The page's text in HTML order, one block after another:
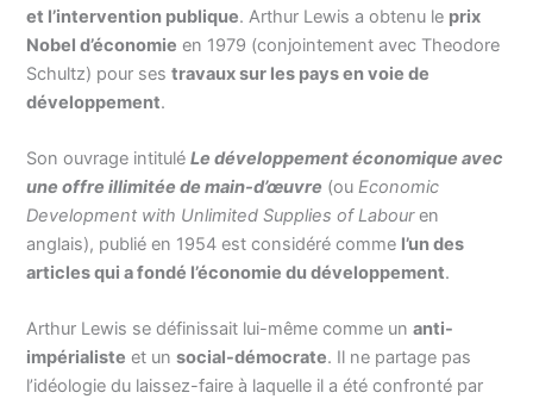
et l’intervention publique. Arthur Lewis a obtenu le prix
Nobel d’économie en 1979 (conjointement avec Theodore
Schultz) pour sestravaux sur les pays en voie de
développement.
Son ouvrage intituléLe développement économique avec
une offre illimitée de main-d’œuvre (ouEconomic
Development with Unlimited Supplies of Labouren
anglais), publié en 1954 est considéré comme l’un des
articles qui a fondé l’économie du développement.
Arthur Lewis se définissait lui-même comme unanti-
impérialiste et unsocial-démocrate. Il ne partage pas
l’idéologie du laissez-faire à laquelle il a été confronté par